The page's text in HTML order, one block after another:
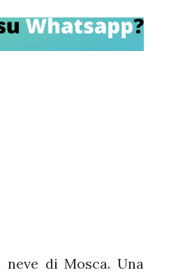
di Mosca. Una